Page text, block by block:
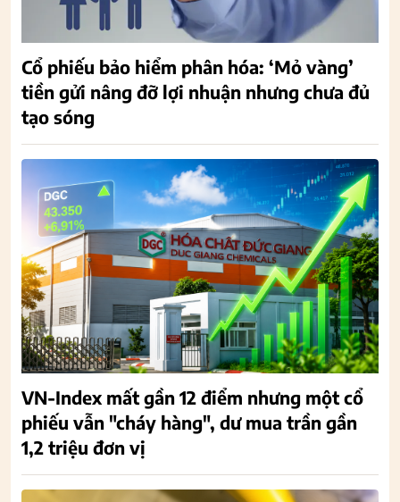
Cổ phiếu bảo hiểm phân hóa: ‘Mỏ vàng’
tiền gửi nâng đỡ lợi nhuận nhưng chưa đủ
tạo sóng
VN-Index mất gần 12 điểm nhưng một cổ
phiếu vẫn "cháy hàng", dư mua trần gần
1,2 triệu đơn vị